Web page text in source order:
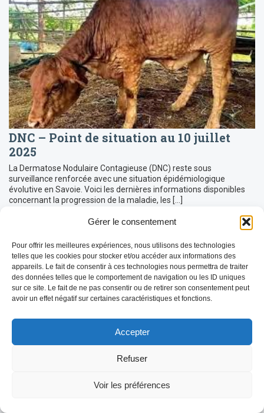
Gérer le consentement
Pour offrir les meilleures expériences, nous utilisons des technologies
telles que les cookies pour stocker et/ou accéder aux informations des
appareils. Le fait de consentir à ces technologies nous permettra de traiter
des données telles que le comportement de navigation ou les ID uniques
sur ce site. Le fait de ne pas consentir ou de retirer son consentement peut
avoir un effet négatif sur certaines caractéristiques et fonctions.
Accepter
Refuser
Voir les préférences
DNC – Point de situation au 10 juillet
2025
La Dermatose Nodulaire Contagieuse (DNC) reste sous
surveillance renforcée avec une situation épidémiologique
évolutive en Savoie. Voici les dernières informations disponibles
concernant la progression de la maladie, les […]
LIRE LA SUITE